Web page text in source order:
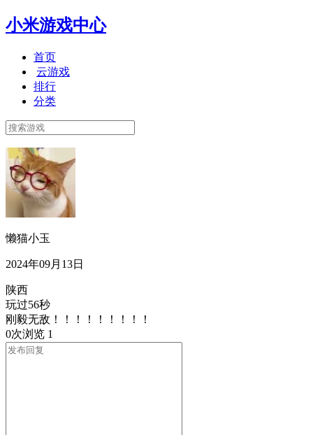
小米游戏中心
首页
云游戏
排行
分类
懒猫小玉
2024年09月13日
陕西
玩过56秒
刚毅无敌！！！！！！！！！
0次浏览 1